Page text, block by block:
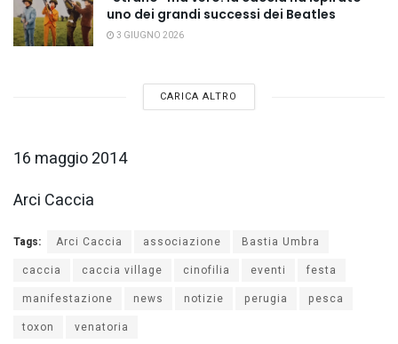
uno dei grandi successi dei Beatles
3 GIUGNO 2026
CARICA ALTRO
16 maggio 2014
Arci Caccia
Tags: Arci Caccia associazione
Bastia Umbra
caccia
caccia village cinofilia eventi
festa
manifestazione
news notizie perugia
pesca
toxon
venatoria